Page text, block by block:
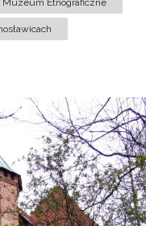
Muzeum Etnograficzne